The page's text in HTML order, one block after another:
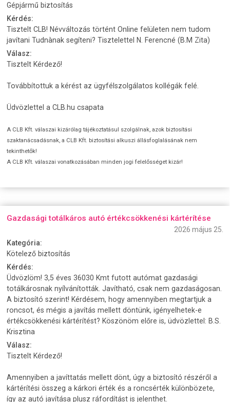
Gépjármű biztosítás
Kérdés:
Tisztelt CLB! Névváltozás történt Online felületen nem tudom
javítani Tudnànak segíteni? Tisztelettel N. Ferencné (B.M Zita)
Válasz:
Tisztelt Kérdező!
Továbbítottuk a kérést az ügyfélszolgálatos kollégák felé.
Üdvözlettel a CLB.hu csapata
A CLB Kft. válaszai kizárólag tájékoztatásul szolgálnak, azok biztosítási
szaktanácsadásnak, a CLB Kft. biztosítási alkuszi állásfoglalásának nem
tekinthetők!
A CLB Kft. válaszai vonatkozásában minden jogi felelősséget kizár!
Gazdasági totálkáros autó értékcsökkenési kártérítése
2026 május 25.
Kategória:
Kötelező biztosítás
Kérdés:
Üdvözlöm! 3,5 éves 36030 Kmt futott autómat gazdasági
totálkárosnak nyílvánították. Javítható, csak nem gazdaságosan.
A biztosító szerint! Kérdésem, hogy amennyiben megtartjuk a
roncsot, és mégis a javítás mellett döntünk, igényelhetek-e
értékcsökkenési kártérítést? Köszönöm előre is, üdvözlettel: B.S.
Krisztina
Válasz:
Tisztelt Kérdező!
Amennyiben a javíttatás mellett dönt, úgy a biztosító részéről a
kártérítési összeg a kárkori érték és a roncsérték különbözete,
így az autó javítása plusz ráfordítást is jelenthet.